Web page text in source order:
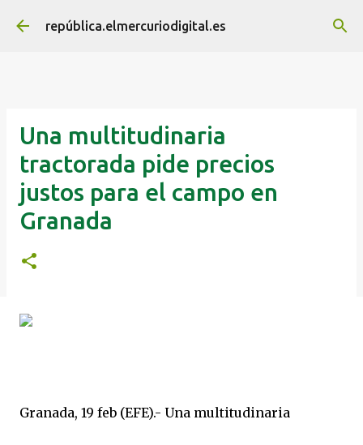
Ir al contenido principal
república.elmercuriodigital.es
Una multitudinaria
tractorada pide precios
justos para el campo en
Granada
Granada, 19 feb (EFE).- Una multitudinaria